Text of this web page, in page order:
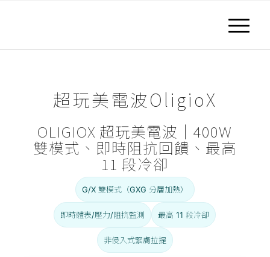
超玩美電波OligioX
OLIGIOX 超玩美電波｜400W
雙模式、即時阻抗回饋、最高
11 段冷卻
G/X 雙模式（GXG 分層加熱）
即時體表/壓力/阻抗監測 最高 11 段冷卻
非侵入式緊膚拉提